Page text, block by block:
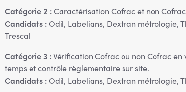
Catégorie 2 :Caractérisation Cofrac et non
Candidats :Odil, Labelians, Dextran métrologie,
Trescal
Catégorie 3 :Vérification Cofrac ou non Cofrac
temps et contrôle règlementaire sur site.
Candidats :Odil, Labelians, Dextran métrologie,